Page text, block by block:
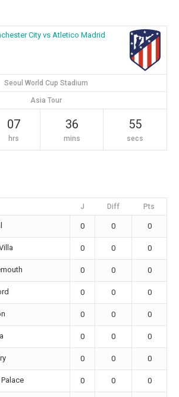
City vs Atletico Madrid
Seoul World Cup Stadium
Asia Tour
07
hrs
36
mins
55
secs
J Diff Pts
0 0 0
0 0 0
0 0 0
0 0 0
0 0 0
0 0 0
0 0 0
0 0 0